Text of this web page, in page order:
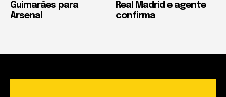
Guimarães para
Arsenal
Real Madrid e agente
confirma